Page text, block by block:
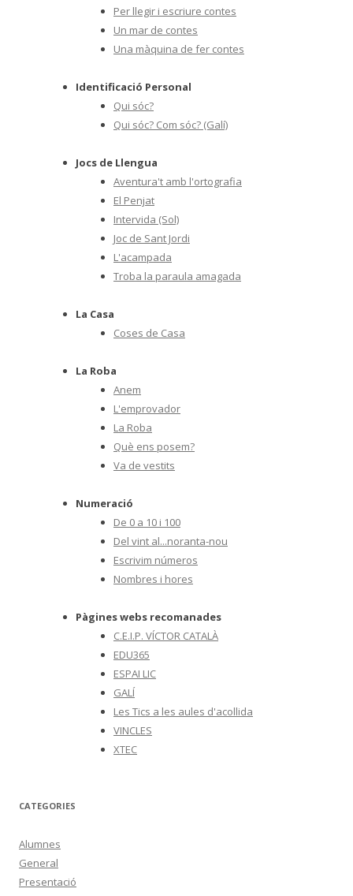
Per llegir i escriure contes
Un mar de contes
Una màquina de fer contes
Identificació Personal
Qui sóc?
Qui sóc? Com sóc? (Galí)
Jocs de Llengua
Aventura't amb l'ortografia
El Penjat
Intervida (Sol)
Joc de Sant Jordi
L'acampada
Troba la paraula amagada
La Casa
Coses de Casa
La Roba
Anem
L'emprovador
La Roba
Què ens posem?
Va de vestits
Numeració
De 0 a 10 i 100
Del vint al...noranta-nou
Escrivim números
Nombres i hores
Pàgines webs recomanades
C.E.I.P. VÍCTOR CATALÀ
EDU365
ESPAI LIC
GALÍ
Les Tics a les aules d'acollida
VINCLES
XTEC
CATEGORIES
Alumnes
General
Presentació